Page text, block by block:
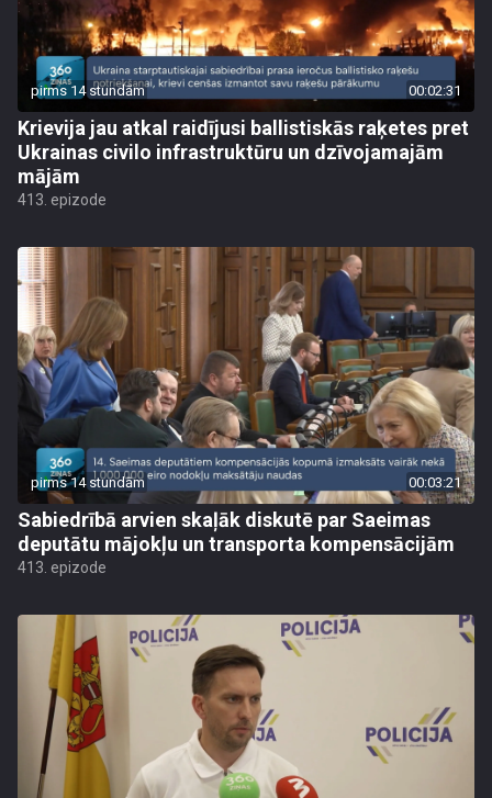
pirms 14 stundām 00:02:31
Krievija jau atkal raidījusi ballistiskās raķetes pret
Ukrainas civilo infrastruktūru un dzīvojamajām
mājām
413. epizode
pirms 14 stundām 00:03:21
Sabiedrībā arvien skaļāk diskutē par Saeimas
deputātu mājokļu un transporta kompensācijām
413. epizode